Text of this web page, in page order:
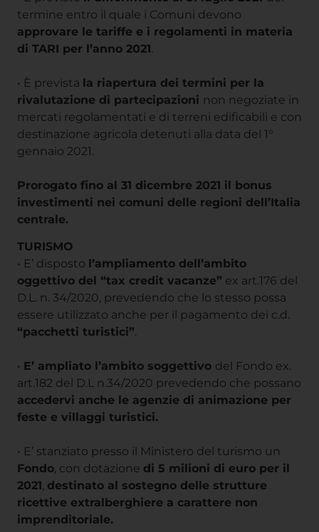
termine entro il quale i Comuni devono
approvare le tariffe e i regolamenti in materia
di TARI per l’anno 2021.
• È prevista la riapertura dei termini per la
rivalutazione di partecipazioni non negoziate in
mercati regolamentati e di terreni edificabili e con
destinazione agricola detenuti alla data del 1°
gennaio 2021.
Prorogato fino al 31 dicembre 2021 il bonus
investimenti nei comuni delle regioni dell’Italia
centrale.
TURISMO
• E’ disposto l’ampliamento dell’ambito
oggettivo del “tax credit vacanze” ex art.176 del
D.L. n. 34/2020, prevedendo che lo stesso possa
essere utilizzato anche per il pagamento dei c.d.
“pacchetti turistici”.
• E’ ampliato l’ambito soggettivo del Fondo ex.
art.182 del D.L n.34/2020 prevedendo che possano
accedervi anche le agenzie di animazione per
feste e villaggi turistici.
• E’ stanziato presso il Ministero del turismo un
Fondo, con dotazione di 5 milioni di euro per il
2021, destinato al sostegno delle strutture
ricettive extralberghiere a carattere non
imprenditoriale.